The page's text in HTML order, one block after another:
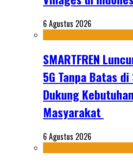
6 Agustus 2026
SMARTFREN
5G Tanpa Batas
Dukung
Masyarakat
6 Agustus 2026